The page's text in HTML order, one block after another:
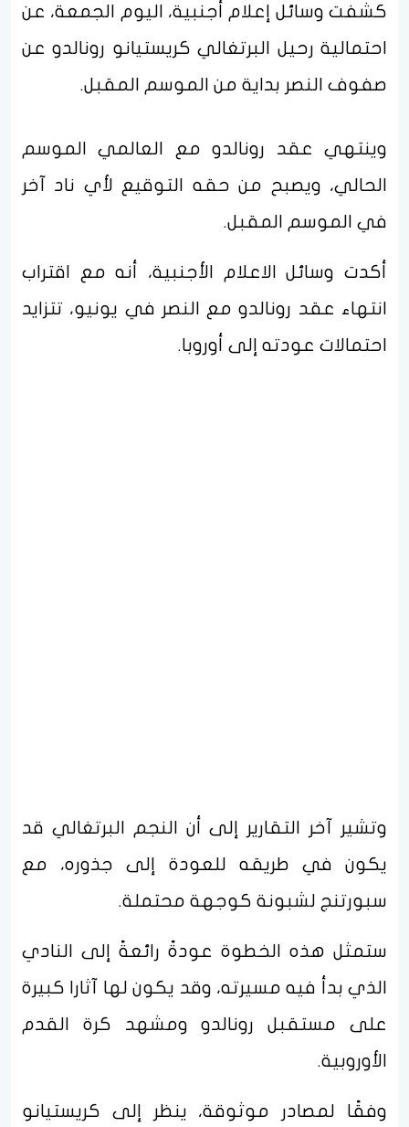
كشفت وسائل إعلام أجنبية، اليوم الجمعة، عن
احتمالية رحيل البرتغالي كريستيانو رونالدو عن
صفوف النصر بداية من الموسم المقبل.
وينتهي عقد رونالدو مع العالمي الموسم
الحالي، ويصبح من حقه التوقيع لأي ناد آخر
في الموسم المقبل.
أكدت وسائل الاعلام الأجنبية، أنه مع اقتراب
انتهاء عقد رونالدو مع النصر في يونيو، تتزايد
احتمالات عودته إلى أوروبا.
وتشير آخر التقارير إلى أن النجم البرتغالي قد
يكون في طريقه للعودة إلى جذوره، مع
سبورتنج لشبونة كوجهة محتملة.
ستمثل هذه الخطوة عودةً رائعةً إلى النادي
الذي بدأ فيه مسيرته، وقد يكون لها آثارا كبيرة
على مستقبل رونالدو ومشهد كرة القدم
الأوروبية.
وفقًا لمصادر موثوقة، ينظر إلى كريستيانو